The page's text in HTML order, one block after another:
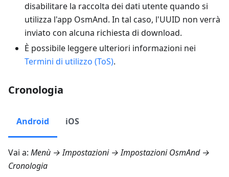
disabilitare la raccolta dei dati utente quando si
utilizza l'app OsmAnd. In tal caso, l'UUID non verrà
inviato con alcuna richiesta di download.
È possibile leggere ulteriori informazioni nei
Termini di utilizzo (ToS).
Cronologia
Android iOS
Vai a: Menù → Impostazioni → Impostazioni OsmAnd →
Cronologia